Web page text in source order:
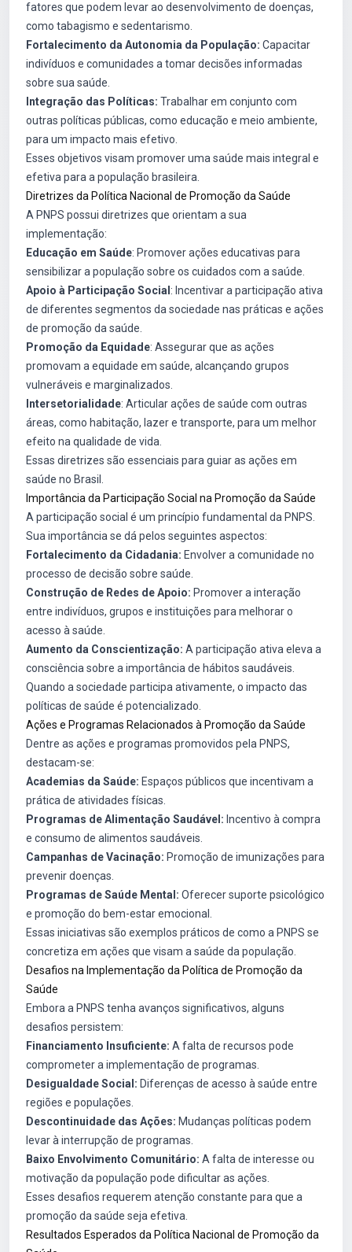
fatores que podem levar ao desenvolvimento de doenças,
como tabagismo e sedentarismo.
Fortalecimento da Autonomia da População: Capacitar
indivíduos e comunidades a tomar decisões informadas
sobre sua saúde.
Integração das Políticas: Trabalhar em conjunto com
outras políticas públicas, como educação e meio ambiente,
para um impacto mais efetivo.
Esses objetivos visam promover uma saúde mais integral e
efetiva para a população brasileira.
Diretrizes da Política Nacional de Promoção da Saúde
A PNPS possui diretrizes que orientam a sua
implementação:
Educação em Saúde: Promover ações educativas para
sensibilizar a população sobre os cuidados com a saúde.
Apoio à Participação Social : Incentivar a participação ativa
de diferentes segmentos da sociedade nas práticas e ações
de promoção da saúde.
Promoção da Equidade: Assegurar que as ações
promovam a equidade em saúde, alcançando grupos
vulneráveis e marginalizados.
Intersetorialidade: Articular ações de saúde com outras
áreas, como habitação, lazer e transporte, para um melhor
efeito na qualidade de vida.
Essas diretrizes são essenciais para guiar as ações em
saúde no Brasil.
Importância da Participação Social na Promoção da Saúde
A participação social é um princípio fundamental da PNPS.
Sua importância se dá pelos seguintes aspectos:
Fortalecimento da Cidadania: Envolver a comunidade no
processo de decisão sobre saúde.
Construção de Redes de Apoio: Promover a interação
entre indivíduos, grupos e instituições para melhorar o
acesso à saúde.
Aumento da Conscientização: A participação ativa eleva a
consciência sobre a importância de hábitos saudáveis.
Quando a sociedade participa ativamente, o impacto das
políticas de saúde é potencializado.
Ações e Programas Relacionados à Promoção da Saúde
Dentre as ações e programas promovidos pela PNPS,
destacam-se:
Academias da Saúde: Espaços públicos que incentivam a
prática de atividades físicas.
Programas de Alimentação Saudável: Incentivo à compra
e consumo de alimentos saudáveis.
Campanhas de Vacinação: Promoção de imunizações para
prevenir doenças.
Programas de Saúde Mental: Oferecer suporte psicológico
e promoção do bem-estar emocional.
Essas iniciativas são exemplos práticos de como a PNPS se
concretiza em ações que visam a saúde da população.
Desafios na Implementação da Política de Promoção da
Saúde
Embora a PNPS tenha avanços significativos, alguns
desafios persistem:
Financiamento Insuficiente: A falta de recursos pode
comprometer a implementação de programas.
Desigualdade Social: Diferenças de acesso à saúde entre
regiões e populações.
Descontinuidade das Ações: Mudanças políticas podem
levar à interrupção de programas.
Baixo Envolvimento Comunitário: A falta de interesse ou
motivação da população pode dificultar as ações.
Esses desafios requerem atenção constante para que a
promoção da saúde seja efetiva.
Resultados Esperados da Política Nacional de Promoção da